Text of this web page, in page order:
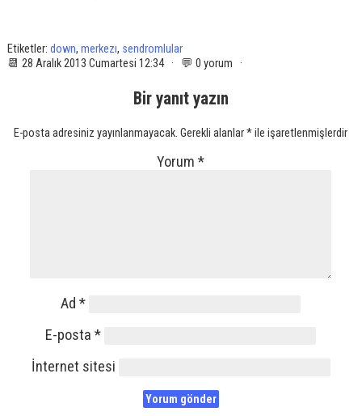
Etiketler: down, merkezı, sendromlular
📆 28 Aralık 2013 Cumartesi 12:34 · 💬 0 yorum ·
Bir yanıt yazın
E-posta adresiniz yayınlanmayacak. Gerekli alanlar*ile işaretlenmişlerdir
Yorum*
Ad*
E-posta*
İnternet sitesi